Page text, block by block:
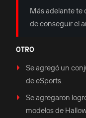
Más adelante te
de conseguir el
OTRO
Se agregó un
de eSports.
Se agregaron
modelos de